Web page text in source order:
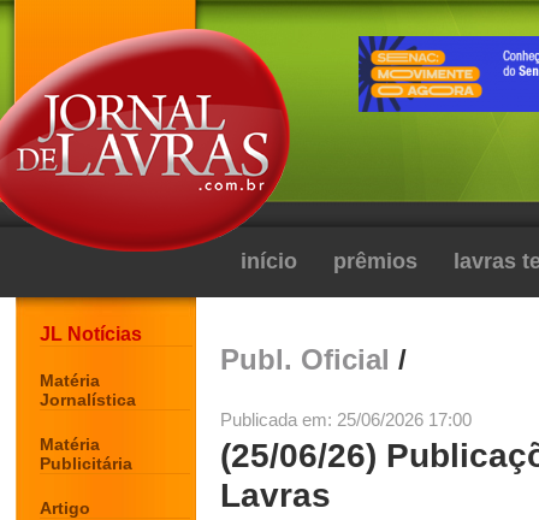
início prêmios lavras
JL Notícias
Matéria
Jornalística
Matéria
Publicitária
Artigo
Publ. Oficial /
Publicada em: 25/06/2026 17:00
(25/06/26)
Lavras